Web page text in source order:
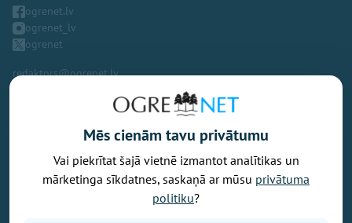
ogrenet.lv
ogrenet_lv
ogrenet
redaktors@ogrenet.lv
Vēlaties izteikt savu viedokli par portālu? Pamanījāt kļūdu? Ir
problēma, ko vēlaties apspriest publiski? Vēlaties iesūtīt rakstu par
Jums aktuālu tēmu? Varbūt Jums vajadzīgs padoms? Rakstiet uz
Mēs cienām tavu privātumu
Vai piekrītat šajā vietnē izmantot analītikas un
mārketinga sīkdatnes, saskaņā ar mūsu privātuma
politiku?